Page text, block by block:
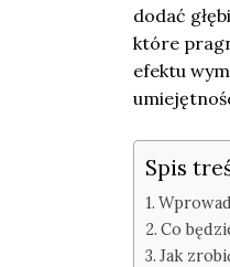
dodać
które
efektu
Spis
Co
Jak